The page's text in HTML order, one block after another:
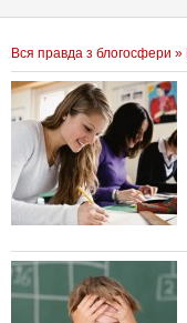
Вся правда з блогосфери »